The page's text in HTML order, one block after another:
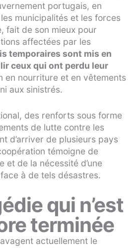
portugais, en
municipalités et les forces
fait de son mieux pour
affectées par les
temporaires sont mis en
ceux qui ont perdu leur
en nourriture et en vêtements
aux sinistrés.
des renforts sous forme
de lutte contre les
d’arriver de plusieurs pays
témoigne de
et de la nécessité d’une
à de tels désastres.
qui n’est
terminée
actuellement le